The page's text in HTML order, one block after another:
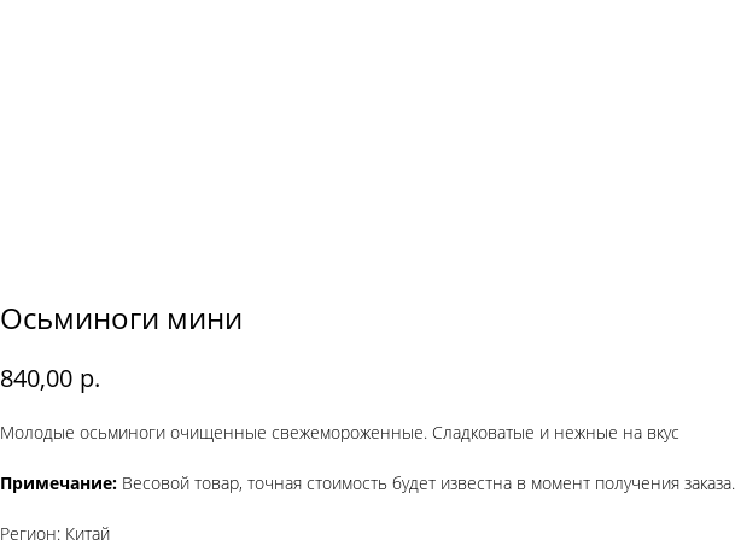
Осьминоги мини
840,00 р.
Молодые осьминоги очищенные свежемороженные. Сладковатые и нежные на вкус
Примечание: Весовой товар, точная стоимость будет известна в момент получения заказа.
Регион: Китай